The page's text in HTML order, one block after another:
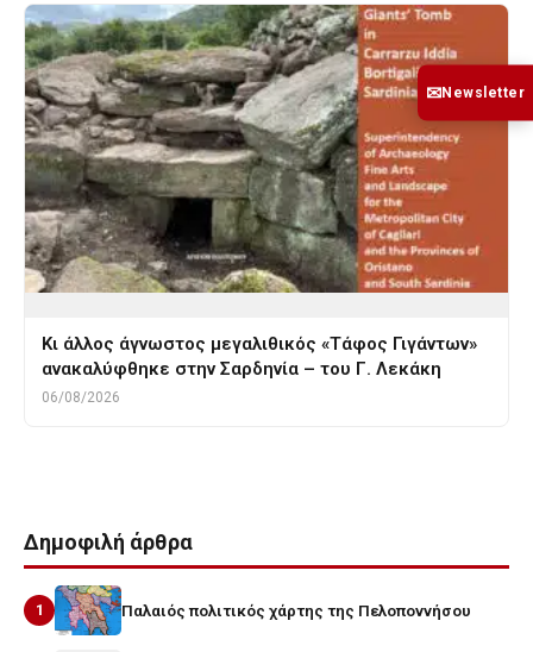
Κι άλλος άγνωστος μεγαλιθικός «Τάφος Γιγάντων»
ανακαλύφθηκε στην Σαρδηνία – του Γ. Λεκάκη
06/08/2026
Δημοφιλή άρθρα
1 Παλαιός πολιτικός χάρτης της Πελοποννήσου
✉Newsletter